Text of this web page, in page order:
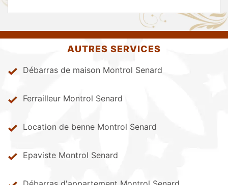
AUTRES SERVICES
Débarras de maison Montrol Senard
Ferrailleur Montrol Senard
Location de benne Montrol Senard
Epaviste Montrol Senard